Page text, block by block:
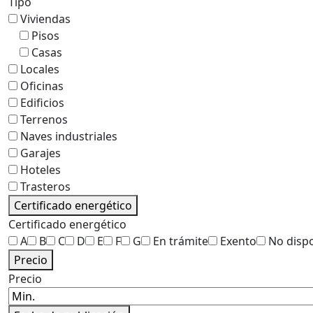
Viviendas
Pisos
Casas
Locales
Oficinas
Edificios
Terrenos
Naves industriales
Garajes
Hoteles
Trasteros
Certificado energético
Certificado energético
A
B C D E F G En trámite Exento
No
Precio
Precio